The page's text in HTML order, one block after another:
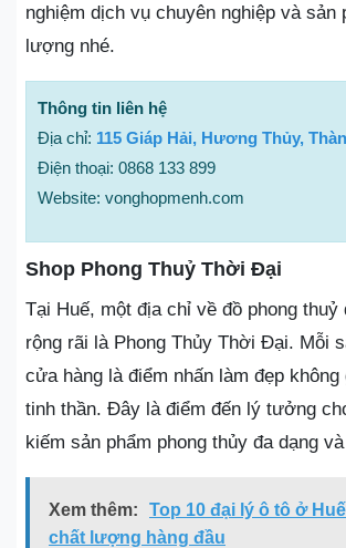
nghiệm dịch vụ chuyên nghiệp và sản
lượng nhé.
Thông tin liên hệ
Địa chỉ: 115 Giáp Hải, Hương Thủy,
Điện thoại: 0868 133 899
Website: vonghopmenh.com
Shop Phong Thuỷ Thời Đại
Tại Huế, một địa chỉ về đồ phong
rộng rãi là Phong Thủy Thời Đại. Mỗi
cửa hàng là điểm nhấn làm đẹp không
tinh thần. Đây là điểm đến lý tưởng
kiếm sản phẩm phong thủy đa dạng
Xem thêm:
Top 10 đại lý ô tô ở
chất lượng hàng đầu